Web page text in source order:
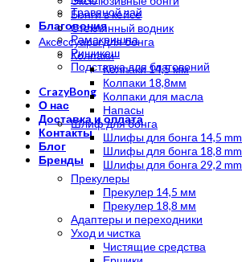
Травяной чай
Благовония
Рамакришна
Ришикеш
Подставка для благовоний
CrazyBong
О нас
Доставка и оплата
Контакты
Блог
Бренды
Бонги в кейсе
Стеклянный водник
Аксессуары для бонга
Колпаки
Колпаки 14,5 мм
Колпаки 18,8мм
Колпаки для масла
Напасы
Шлиф для бонга
Шлифы для бонга 14,5 mm
Шлифы для бонга 18,8 mm
Шлифы для бонга 29,2 mm
Прекулеры
Прекулер 14,5 мм
Прекулер 18,8 мм
Адаптеры и переходники
Уход и чистка
Чистящие средства